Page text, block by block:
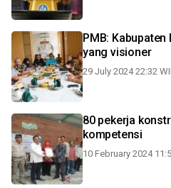
PMB:
yang visioner
29 July 2024 22:32
80 pekerja
kompetensi
10 February 2024